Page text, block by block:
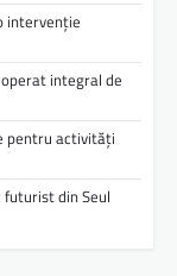
intervenție
integral de
pentru activități
din Seul